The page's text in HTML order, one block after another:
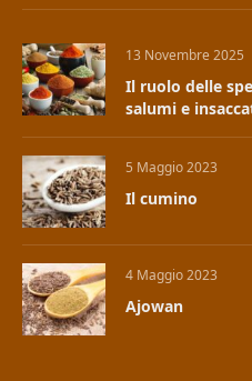
13 Novembre 2025
Il ruolo delle
salumi e
5 Maggio 2023
Il cumino
4 Maggio 2023
Ajowan